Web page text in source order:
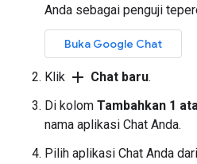
Anda sebagai penguji
Buka Google Chat
Klik add Chat baru.
Di kolom Tambahkan 1
nama aplikasi Chat Anda.
Pilih aplikasi Chat Anda